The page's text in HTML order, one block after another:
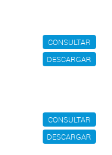
CONSULTAR
DESCARGAR
CONSULTAR
DESCARGAR